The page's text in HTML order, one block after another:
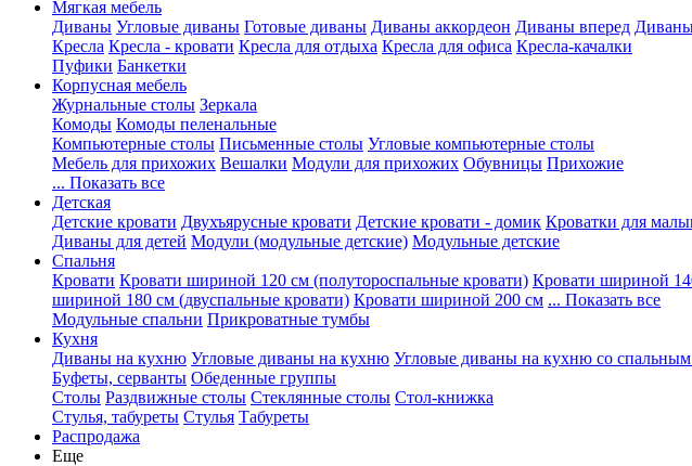
Мягкая мебель
Диваны Угловые диваны Готовые диваны Диваны аккордеон Диваны вперед
Кресла Кресла - кровати Кресла для отдыха Кресла для офиса Кресла-качалки
Пуфики Банкетки
Корпусная мебель
Журнальные столы Зеркала
Комоды Комоды пеленальные
Компьютерные столы Письменные столы Угловые компьютерные столы
Мебель для прихожих Вешалки Модули для прихожих Обувницы Прихожие
... Показать все
Детская
Детские кровати Двухъярусные кровати Детские кровати - домик Кроватки для
Диваны для детей Модули (модульные детские) Модульные детские
Спальня
Кровати Кровати шириной 120 см (полутороспальные кровати) Кровати шириной
шириной 180 см (двуспальные кровати) Кровати шириной 200 см ... Показать все
Модульные спальни Прикроватные тумбы
Кухня
Диваны на кухню Угловые диваны на кухню Угловые диваны на кухню со
Буфеты, серванты Обеденные группы
Столы Раздвижные столы Стеклянные столы Стол-книжка
Стулья, табуреты Стулья Табуреты
Распродажа
Еще